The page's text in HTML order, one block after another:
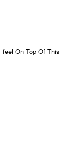
On Top Of This